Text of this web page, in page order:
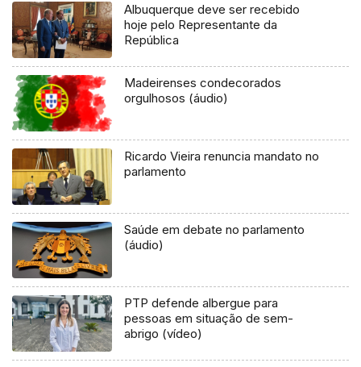
Albuquerque deve ser recebido
hoje pelo Representante da
República
Madeirenses condecorados
orgulhosos (áudio)
Ricardo Vieira renuncia mandato no
parlamento
Saúde em debate no parlamento
(áudio)
PTP defende albergue para
pessoas em situação de sem-
abrigo (vídeo)